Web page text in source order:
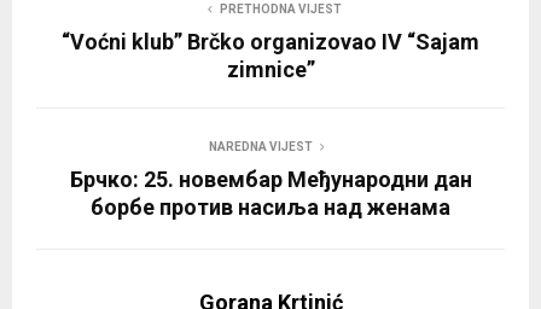
PRETHODNA VIJEST
“Voćni klub” Brčko organizovao IV “Sajam
zimnice”
NAREDNA VIJEST
Брчко: 25. новембар Међународни дан
борбе против насиља над женама
Gorana Krtinić